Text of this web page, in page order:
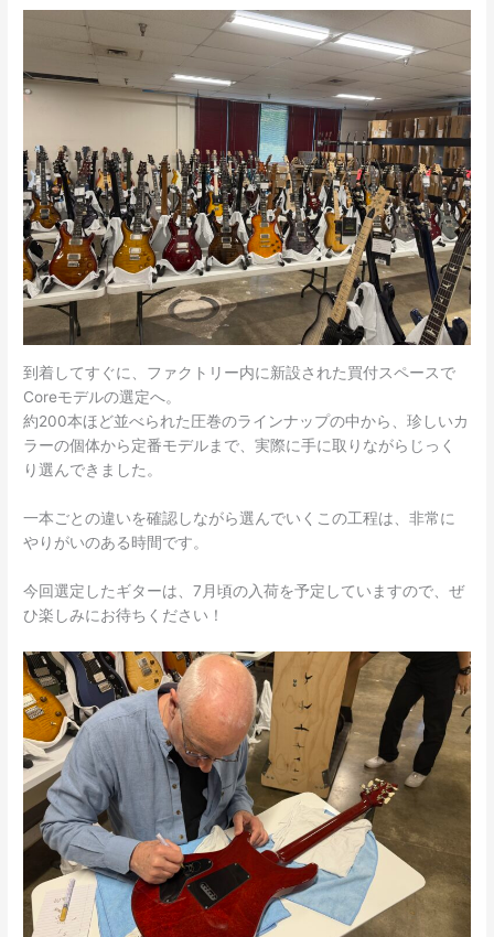
到着してすぐに、ファクトリー内に新設された買付スペースで
Coreモデルの選定へ。
約200本ほど並べられた圧巻のラインナップの中から、珍しいカ
ラーの個体から定番モデルまで、実際に手に取りながらじっく
り選んできました。
一本ごとの違いを確認しながら選んでいくこの工程は、非常に
やりがいのある時間です。
今回選定したギターは、7月頃の入荷を予定していますので、ぜ
ひ楽しみにお待ちください！